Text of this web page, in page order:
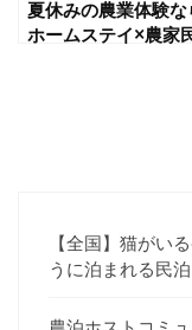
夏休みの農業体験な
ホームステイ×農家
【全国】猫がい
うに泊まれる民